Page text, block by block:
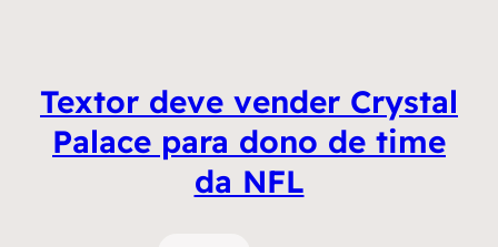
Textor deve vender Crystal
Palace para dono de time
da NFL